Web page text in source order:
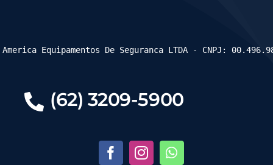
(62) 3209-5900
Equipamentos De Seguranca LTDA - CNPJ: